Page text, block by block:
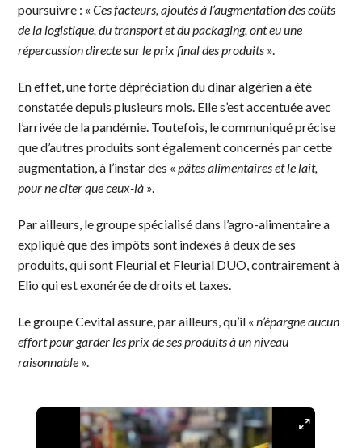
poursuivre : «Ces facteurs, ajoutés à l’augmentation des coûts
de la logistique, du transport et du packaging, ont eu une
répercussion directe sur le prix final des produits ».
En effet, une forte dépréciation du dinar algérien a été
constatée depuis plusieurs mois. Elle s’est accentuée avec
l’arrivée de la pandémie. Toutefois, le communiqué précise
que d’autres produits sont également concernés par cette
augmentation, à l’instar des «pâtes alimentaires et le lait,
pour ne citer que ceux-là ».
Par ailleurs, le groupe spécialisé dans l’agro-alimentaire a
expliqué que des impôts sont indexés à deux de ses
produits, qui sont Fleurial et Fleurial DUO, contrairement à
Elio qui est exonérée de droits et taxes.
Le groupe Cevital assure, par ailleurs, qu’il « n’épargne aucun
effort pour garder les prix de ses produits à un niveau
raisonnable ».